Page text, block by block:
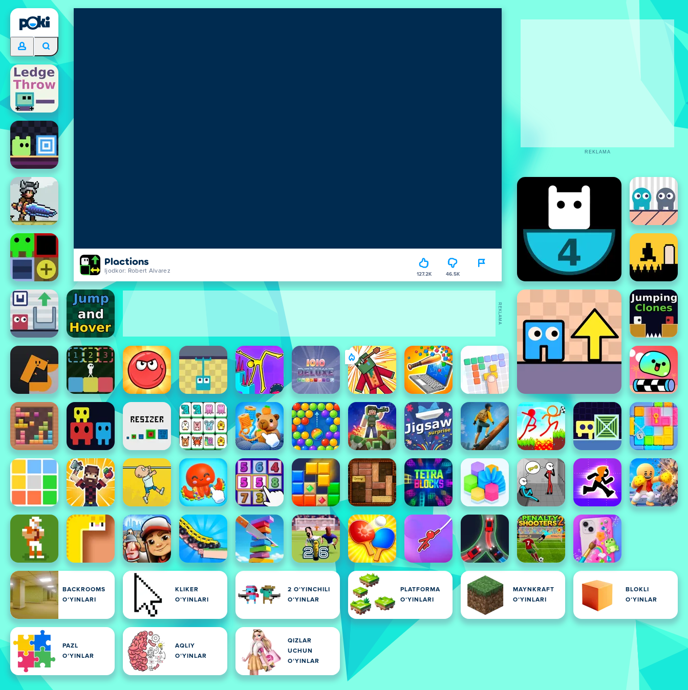
Plactions
Ijodkor: Robert Alvarez 127.2K 46.5K
BACKROOMS
OʻYINLARI
KLIKER
OʻYINLARI
2 OʻYINCHILI
OʻYINLAR
PLATFORMA
OʻYINLARI
MAYNKRAFT
OʻYINLARI
BLOKLI
OʻYINLAR
PAZL
OʻYINLAR
AQLIY
OʻYINLAR
QIZLAR
UCHUN
OʻYINLAR
REKLAMA
REKLAMA